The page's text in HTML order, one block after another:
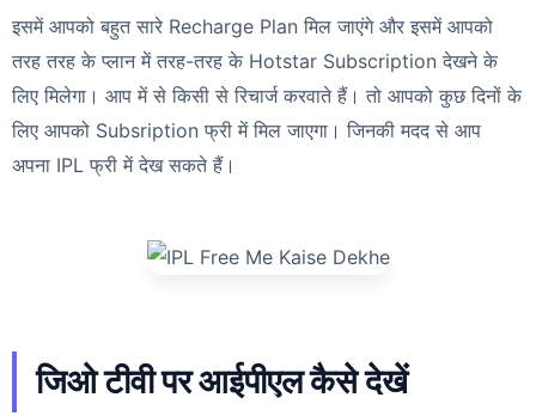
इसमें आपको बहुत सारे Recharge Plan मिल जाएंगे और इसमें आपको
तरह तरह के प्लान में तरह-तरह के Hotstar Subscription देखने के
लिए मिलेगा। आप में से किसी से रिचार्ज करवाते हैं। तो आपको कुछ दिनों के
लिए आपको Subsription फ्री में मिल जाएगा। जिनकी मदद से आप
अपना IPL फ्री में देख सकते हैं।
जिओ टीवी पर आईपीएल कैसे देखें